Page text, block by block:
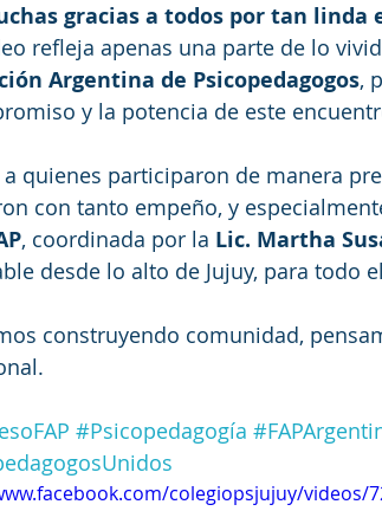
gracias a todos por tan linda
refleja apenas una parte de lo
Argentina de Psicopedagogos,
y la potencia de este
a quienes participaron de manera
con tanto empeño, y
, coordinada por la Lic. Martha
desde lo alto de Jujuy, para todo
construyendo comunidad,
#Psicopedagogía
colegiopsjujuy/videos/